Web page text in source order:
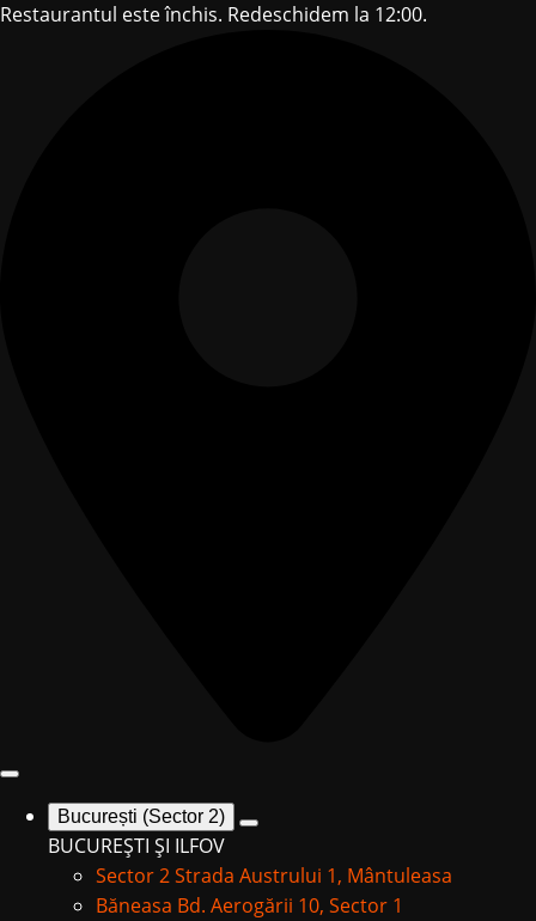
Restaurantul este închis. Redeschidem la 12:00.
București (Sector 2)
BUCUREȘTI ȘI ILFOV
Sector 2Strada Austrului 1, Mântuleasa
Băneasa Bd. Aerogării 10, Sector 1